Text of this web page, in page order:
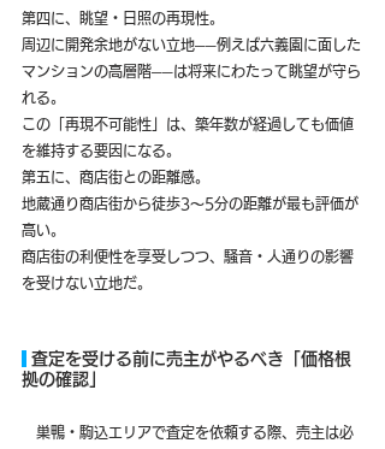
第四に、眺望・日照の再現性。
周辺に開発余地がない立地──例えば六義園に面した
マンションの高層階──は将来にわたって眺望が守ら
れる。
この「再現不可能性」は、築年数が経過しても価値
を維持する要因になる。
第五に、商店街との距離感。
地蔵通り商店街から徒歩3〜5分の距離が最も評価が
高い。
商店街の利便性を享受しつつ、騒音・人通りの影響
を受けない立地だ。
査定を受ける前に売主がやるべき「価格根
拠の確認」
巣鴨・駒込エリアで査定を依頼する際、売主は必